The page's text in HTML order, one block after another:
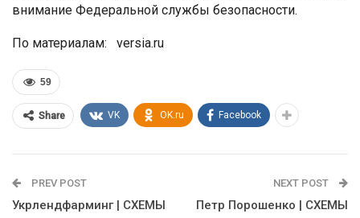
внимание Федеральной службы безопасности.
По материалам: versia.ru
59
Share VK OK.ru Facebook
PREV POST
Укрлендфарминг | СХЕМЫ
NEXT POST
Петр Порошенко | СХЕМЫ